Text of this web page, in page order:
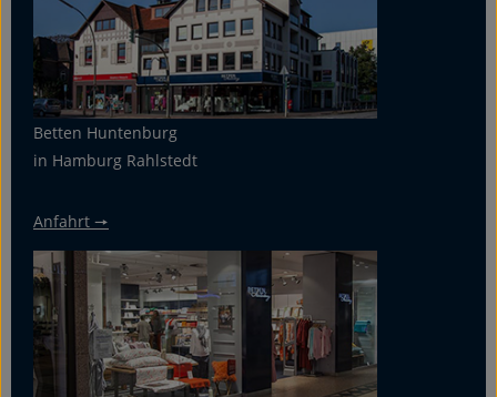
Betten Huntenburg
in Hamburg Rahlstedt
Anfahrt 🠖